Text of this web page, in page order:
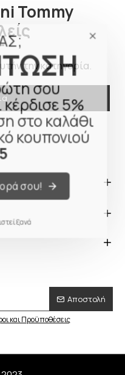
σου
5%
στο καλάθι
κουπονιού
σου!
ξανά
Tommy
την κατηγορία.
Αποστολή
και Προϋποθέσεις